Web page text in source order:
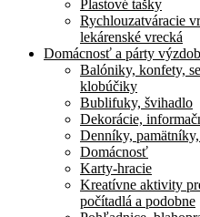
Plastové tašky
Rychlouzatváracie
lekárenské vrecká
Domácnosť a párty
Balóniky, konfety,
klobúčiky
Bublifuky, švihadlo
Dekorácie,
Denníky,
Domácnosť
Karty-hracie
Kreatívne aktivity
počítadlá a podobne